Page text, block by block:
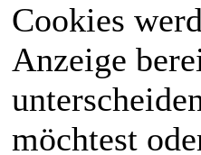
Cookies
Anzeige
möchtest